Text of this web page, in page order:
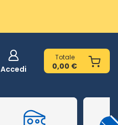
Accedi
Totale
0,00 €